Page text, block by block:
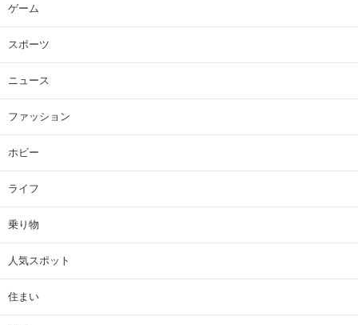
ゲーム
スポーツ
ニュース
ファッション
ホビー
ライフ
乗り物
人気スポット
住まい